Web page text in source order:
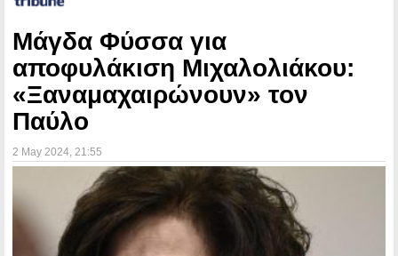
Μάγδα Φύσσα για
αποφυλάκιση Μιχαλολιάκου:
«Ξαναμαχαιρώνουν» τον
Παύλο
2 May 2024 , 21:55